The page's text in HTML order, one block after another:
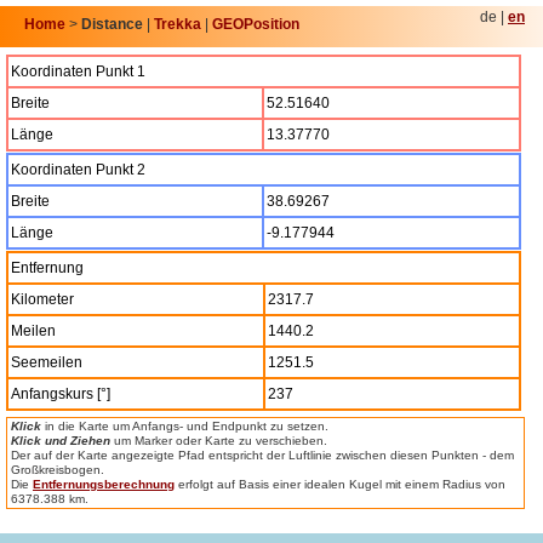
Home > Distance Trekka GEOPosition de | en
Koordinaten Punkt 1
Breite
52.51640
Länge
13.37770
Koordinaten Punkt 2
Breite
38.69267
Länge
-9.177944
Entfernung
Kilometer
2317.7
Meilen
1440.2
Seemeilen
1251.5
Anfangskurs [°]
237
Klick in die Karte um Anfangs- und Endpunkt zu setzen.
Klick und Ziehen um Marker oder Karte zu verschieben.
Der auf der Karte angezeigte Pfad entspricht der Luftlinie zwischen diesen Punkten - dem
Großkreisbogen.
Die Entfernungsberechnung erfolgt auf Basis einer idealen Kugel mit einem Radius von
6378.388 km.